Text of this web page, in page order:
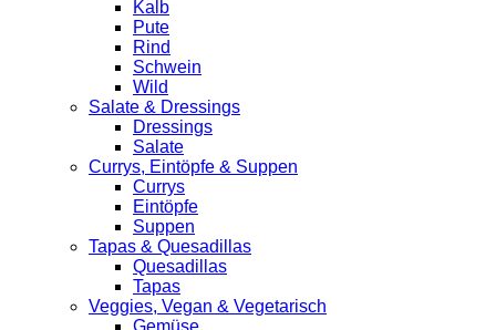
Kalb
Pute
Rind
Schwein
Wild
Salate & Dressings
Dressings
Salate
Currys, Eintöpfe & Suppen
Currys
Eintöpfe
Suppen
Tapas & Quesadillas
Quesadillas
Tapas
Veggies, Vegan & Vegetarisch